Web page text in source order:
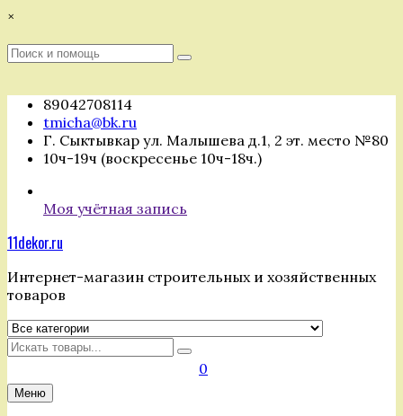
Перейти
содержимому
×
Поиск
Поиск
89042708114
tmicha@bk.ru
Г. Сыктывкар ул. Малышева д.1, 2 эт. место №80
10ч-19ч (воскресенье 10ч-18ч.)
Моя учётная запись
11dekor.ru
Интернет-магазин строительных и хозяйственных
товаров
Искать
0
Меню